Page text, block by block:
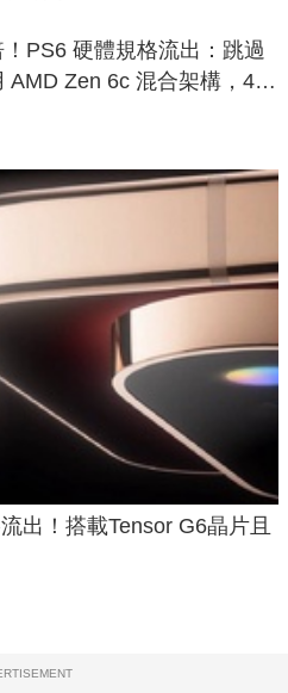
PS6 硬體規格流出：跳過
AMD Zen 6c 混合架構，4K
全光追時代來臨
出！搭載Tensor G6晶片且